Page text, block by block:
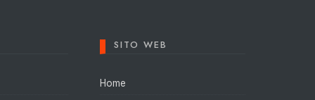
SITO WEB
Home